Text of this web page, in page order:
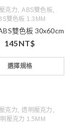
克力 ,ABS雙色板,
雙色板 1.3MM
雙色板 30x60cm
145NT$
選擇規格
克力 ,透明壓克力
壓克力 1.5MM